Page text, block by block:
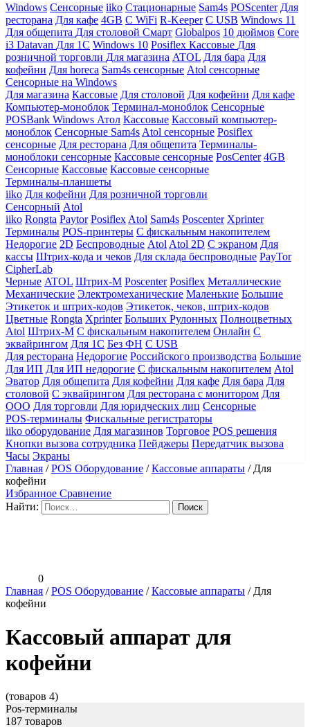
Windows Сенсорные iiko Стационарные Sam4s POScenter Для
ресторана Для кафе 4GB С WiFi R-Keeper С USB Windows 11
Для общепита Для столовой Смарт Globalpos 10 дюймов Core
i3 Datavan Для 1С Windows 10 Posiflex Кассовые Для
розничной торговли Для магазина ATOL Для бара Для
кофейни Для horeca Sam4s сенсорные Atol сенсорные
Сенсорные на Windows
Для магазина Кассовые Для столовой Для кофейни Для кафе
Компьютер-моноблок Терминал-моноблок Сенсорные
POSBank Windows Атол Кассовые Кассовый компьютер-
моноблок Сенсорные Sam4s Atol сенсорные Posiflex
сенсорные Для ресторана Для общепита Терминалы-
моноблоки сенсорные Кассовые сенсорные PosCenter 4GB
Сенсорные Кассовые Кассовые сенсорные
Терминалы-планшеты
iiko Для кофейни Для розничной торговли
Сенсорный Atol
iiko Rongta Paytor Posiflex Atol Sam4s Poscenter Xprinter
Терминалы POS-принтеры С фискальным накопителем
Недорогие 2D Беспроводные Atol Atol 2D С экраном Для
кассы Штрих-кода и чеков Для склада беспроводные PayTor
CipherLab
Черные ATOL Штрих-М Poscenter Posiflex Металлические
Механические Электромеханические Маленькие Большие
Этикеток и штрих-кодов Этикеток, чеков, штрих-кодов
Цветные Rongta Xprinter Больших Рулонных Полноцветных
Atol Штрих-М С фискальным накопителем Онлайн С
эквайрингом Для 1С Без ФН С USB
Для ресторана Недорогие Российского производства Большие
Для ИП Для ИП недорогие С фискальным накопителем Atol
Эватор Для общепита Для кофейни Для кафе Для бара Для
столовой С эквайрингом Для ресторана с монитором Для
ООО Для торговли Для юридческих лиц Сенсорные
POS-терминалы Фискальные регистраторы
iiko оборудование Для магазинов Торговое POS решения
Кнопки вызова сотрудника Пейджеры Передатчик вызова
Часы Экраны
Главная /POS Оборудование /Кассовые аппараты / Для
кофейни
Избранное Сравнение
Найти:
0
Главная /POS Оборудование /Кассовые аппараты / Для
кофейни
Кассовый аппарат для
кофейни
(товаров 4)
Pos-терминалы
187 товаров